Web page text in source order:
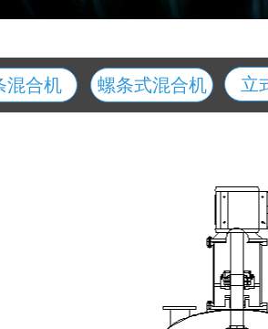
混合机 螺条式混合机 立